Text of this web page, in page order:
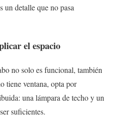
un detalle que no pasa
el espacio
no solo es funcional, también
tiene ventana, opta por
una lámpara de techo y un
suficientes.